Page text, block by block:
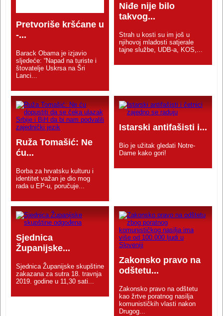
Pretvoriše kršćane u
-...
Barack Obama je izjavio
sljedeće: “Napad na turiste i
štovatelje Uskrsa na Šri
Lanci...
Niđe nije bilo
takvog...
Strah u kosti su im još u
njihovoj mladosti satjerale
tajne službe, UDB-a, KOS,...
Ruža Tomašić: Ne
ću...
Borba za hrvatsku kulturu i
identitet važan je dio mog
rada u EP-u, poručuje...
Istarski antifašisti i...
Bio je užitak gledati Notre-
Dame kako gori!
Sjednica
Županijske...
Sjednica Županijske skupštine
zakazana za sutra 18. travnja
2019. godine u 11,30 sati...
Zakonsko pravo na
odštetu...
Zakonsko pravo na odštetu
kao žrtve poratnog nasilja
komunističkih vlasti nakon
Drugog...